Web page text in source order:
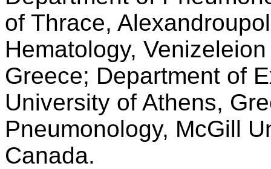
of Thrace,
Hematology,
Greece; Department of
University of Athens,
Pneumonology, McGill
Canada.